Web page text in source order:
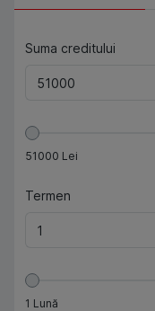
Suma creditului
51000 Lei
Termen
1 Lună